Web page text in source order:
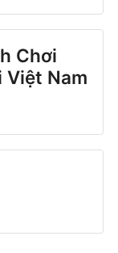
Chơi
Việt Nam